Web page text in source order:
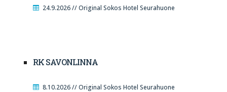
24.9.2026 // Original Sokos Hotel Seurahuone
RK SAVONLINNA
8.10.2026 // Original Sokos Hotel Seurahuone